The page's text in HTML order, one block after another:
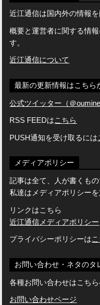
近江通信は国内外の情報
概要と運営者に関する情
す。
近江通信について
最新の更新情報はこちら
公式ツイッター（＠
RSS FEEDはこちら
PUSH通知を受け取るには
メディアポリシー
記事は全て、人が書くもの
私達はメディアポリシーを
リンクはこちら
近江通信メディアポリシー
プライバシーポリシーは
お問い合わせ・ネタのタ
各種お問い合わせはこち
お問い合わせページ